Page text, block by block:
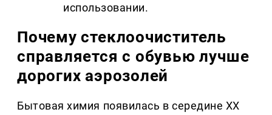
использовании.
Почему стеклоочиститель
справляется с обувью лучше
дорогих аэрозолей
Бытовая химия появилась в середине XX